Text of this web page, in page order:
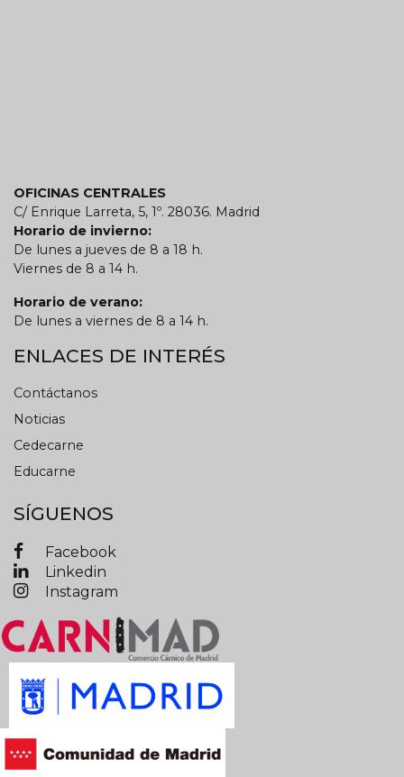
OFICINAS CENTRALES
C/ Enrique Larreta, 5, 1º. 28036. Madrid
Horario de invierno:
De lunes a jueves de 8 a 18 h.
Viernes de 8 a 14 h.
Horario de verano:
De lunes a viernes de 8 a 14 h.
ENLACES DE INTERÉS
Contáctanos
Noticias
Cedecarne
Educarne
SÍGUENOS
Facebook
Linkedin
Instagram